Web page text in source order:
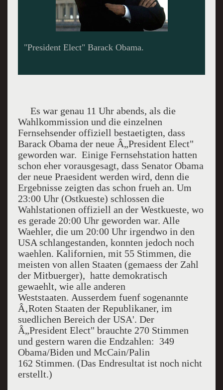
Obama und V.P. Biden.
Es war genau 11 Uhr abends, als die
Wahlkommission und die einzelnen
Fernsehsender offiziell bestaetigten, dass
Barack Obama der neue Â„President Elect"
geworden war. Einige Fernsehstation hatten
schon eher vorausgesagt, dass Senator Obama
der neue Praesident werden wird, denn die
Ergebnisse zeigten das schon frueh an. Um
23:00 Uhr (Ostkueste) schlossen die
Wahlstationen offiziell an der Westkueste, wo
es gerade 20:00 Uhr geworden war. Alle
Waehler, die um 20:00 Uhr irgendwo in den
USA schlangestanden, konnten jedoch noch
waehlen. Kalifornien, mit 55 Stimmen, die
meisten von allen Staaten (gemaess der Zahl
der Mitbuerger), hatte demokratisch
gewaehlt, wie alle anderen
Weststaaten. Ausserdem fuenf sogenannte
Â‚Roten Staaten der Republikaner, im
suedlichen Bereich der USA'. Der
Â„President Elect" brauchte 270 Stimmen
und gestern waren die Endzahlen: 349
Obama/Biden und McCain/Palin
162 Stimmen. (Das Endresultat ist noch nicht
erstellt.)